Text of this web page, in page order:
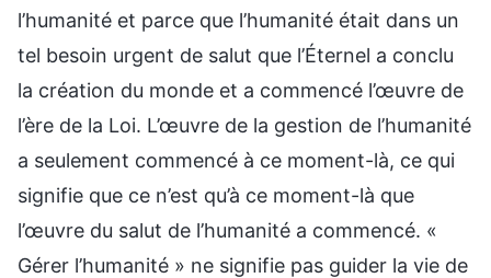
l’humanité et parce que l’humanité était dans un
tel besoin urgent de salut que l’Éternel a conclu
la création du monde et a commencé l’œuvre de
l’ère de la Loi. L’œuvre de la gestion de l’humanité
a seulement commencé à ce moment-là, ce qui
signifie que ce n’est qu’à ce moment-là que
l’œuvre du salut de l’humanité a commencé. «
Gérer l’humanité » ne signifie pas guider la vie de